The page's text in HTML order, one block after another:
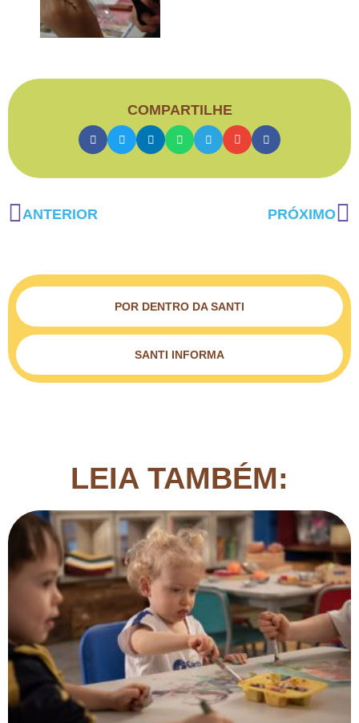
POR DENTRO DA SANTI
SANTI INFORMA
COMPARTILHE
ANTERIOR PRÓXIMO
LEIA TAMBÉM: